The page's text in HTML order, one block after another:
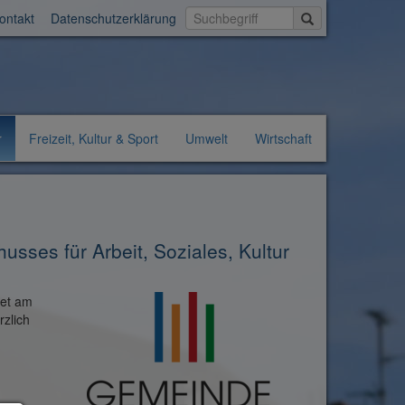
Datenschutzerklärung
Freizeit, Kultur & Sport Umwelt Wirtschaft
für Arbeit, Soziales, Kultur
am